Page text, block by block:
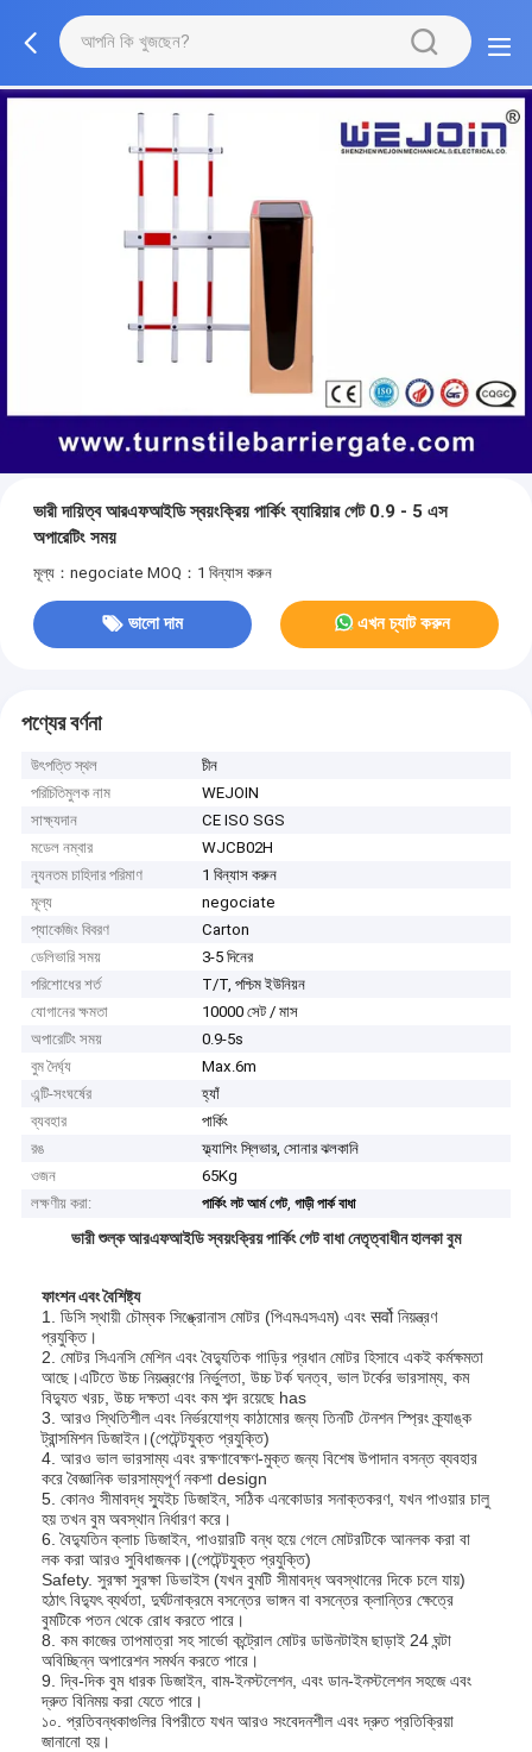
ভারী দায়িত্ব আরএফআইডি স্বয়ংক্রিয় পার্কিং ব্যারিয়ার গেট 0.9 - 5 এস
অপারেটিং সময়
মূল্য：negociate MOQ：1 বিন্যাস করুন
ভালো দাম এখন চ্যাট করুন
পণ্যের বর্ণনা
উৎপত্তি স্থল
চীন
পরিচিতিমুলক নাম
WEJOIN
সাক্ষ্যদান
CE ISO SGS
মডেল নম্বার
WJCB02H
ন্যূনতম চাহিদার পরিমাণ
1 বিন্যাস করুন
মূল্য
negociate
প্যাকেজিং বিবরণ
Carton
ডেলিভারি সময়
3-5 দিনের
পরিশোধের শর্ত
T/T, পশ্চিম ইউনিয়ন
যোগানের ক্ষমতা
10000 সেট / মাস
অপারেটিং সময়
0.9-5s
বুম দৈর্ঘ্য
Max.6m
এন্টি-সংঘর্ষের
হ্যাঁ
ব্যবহার
পার্কিং
রঙ
ফ্ল্যাশিং স্লিভার, সোনার ঝলকানি
ওজন
65Kg
লক্ষণীয় করা:
পার্কিং লট আর্ম গেট,গাড়ী পার্ক বাধা
ভারী শুল্ক আরএফআইডি স্বয়ংক্রিয় পার্কিং গেট বাধা নেতৃত্বাধীন হালকা বুম
ফাংশন এবং বৈশিষ্ট্য
1. ডিসি স্থায়ী চৌম্বক সিঙ্ক্রোনাস মোটর (পিএমএসএম) এবং सर्वो নিয়ন্ত্রণ
প্রযুক্তি।
2. মোটর সিএনসি মেশিন এবং বৈদ্যুতিক গাড়ির প্রধান মোটর হিসাবে একই কর্মক্ষমতা
আছে।এটিতে উচ্চ নিয়ন্ত্রণের নির্ভুলতা, উচ্চ টর্ক ঘনত্ব, ভাল টর্কের ভারসাম্য, কম
বিদ্যুত খরচ, উচ্চ দক্ষতা এবং কম শব্দ রয়েছে has
3. আরও স্থিতিশীল এবং নির্ভরযোগ্য কাঠামোর জন্য তিনটি টেনশন স্প্রিং ক্র্যাঙ্ক
ট্রান্সমিশন ডিজাইন।(পেটেন্টযুক্ত প্রযুক্তি)
4. আরও ভাল ভারসাম্য এবং রক্ষণাবেক্ষণ-মুক্ত জন্য বিশেষ উপাদান বসন্ত ব্যবহার
করে বৈজ্ঞানিক ভারসাম্যপূর্ণ নকশা design
5. কোনও সীমাবদ্ধ স্যুইচ ডিজাইন, সঠিক এনকোডার সনাক্তকরণ, যখন পাওয়ার চালু
হয় তখন বুম অবস্থান নির্ধারণ করে।
6. বৈদ্যুতিন ক্লাচ ডিজাইন, পাওয়ারটি বন্ধ হয়ে গেলে মোটরটিকে আনলক করা বা
লক করা আরও সুবিধাজনক।(পেটেন্টযুক্ত প্রযুক্তি)
Safety. সুরক্ষা সুরক্ষা ডিভাইস (যখন বুমটি সীমাবদ্ধ অবস্থানের দিকে চলে যায়)
হঠাৎ বিদ্যুৎ ব্যর্থতা, দুর্ঘটনাক্রমে বসন্তের ভাঙ্গন বা বসন্তের ক্লান্তির ক্ষেত্রে
বুমটিকে পতন থেকে রোধ করতে পারে।
8. কম কাজের তাপমাত্রা সহ সার্ভো কন্ট্রোল মোটর ডাউনটাইম ছাড়াই 24 ঘন্টা
অবিচ্ছিন্ন অপারেশন সমর্থন করতে পারে।
9. দ্বি-দিক বুম ধারক ডিজাইন, বাম-ইনস্টলেশন, এবং ডান-ইনস্টলেশন সহজে এবং
দ্রুত বিনিময় করা যেতে পারে।
১০. প্রতিবন্ধকাগুলির বিপরীতে যখন আরও সংবেদনশীল এবং দ্রুত প্রতিক্রিয়া
জানানো হয়।